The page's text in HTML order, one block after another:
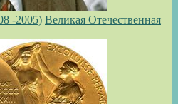
-2005) Великая Отечественная